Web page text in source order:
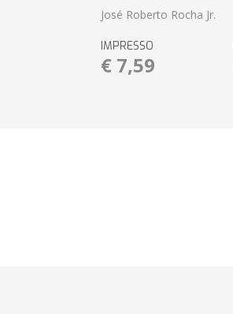
José Roberto Rocha Jr.
IMPRESSO
€ 7,59